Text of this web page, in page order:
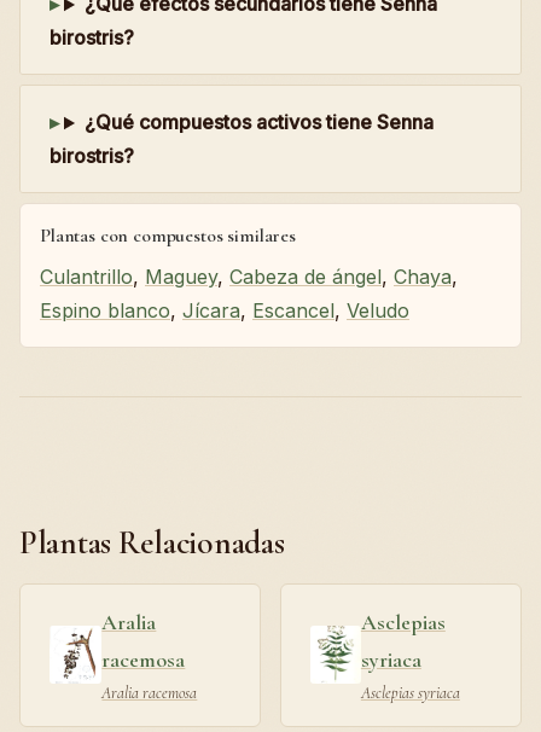
birostris?
¿Qué compuestos activos tiene Senna
birostris?
Plantas con compuestos similares
Culantrillo, Maguey, Cabeza de ángel, Chaya,
Espino blanco, Jícara, Escancel, Veludo
Plantas Relacionadas
Aralia
racemosa
Aralia racemosa
Asclepias
syriaca
Asclepias syriaca